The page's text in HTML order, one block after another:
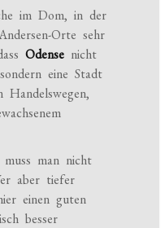
im Dom, in der
Orte sehr
Odense nicht
eine Stadt
man nicht
aber tiefer
einen guten
besser